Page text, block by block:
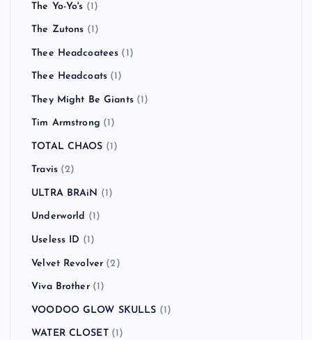
The Yo-Yo's (1)
The Zutons (1)
Thee Headcoatees (1)
Thee Headcoats (1)
They Might Be Giants(1)
Tim Armstrong (1)
TOTAL CHAOS (1)
Travis(2)
ULTRA BRAiN (1)
Underworld (1)
Useless ID (1)
Velvet Revolver (2)
Viva Brother(1)
VOODOO GLOW SKULLS (1)
WATER CLOSET(1)